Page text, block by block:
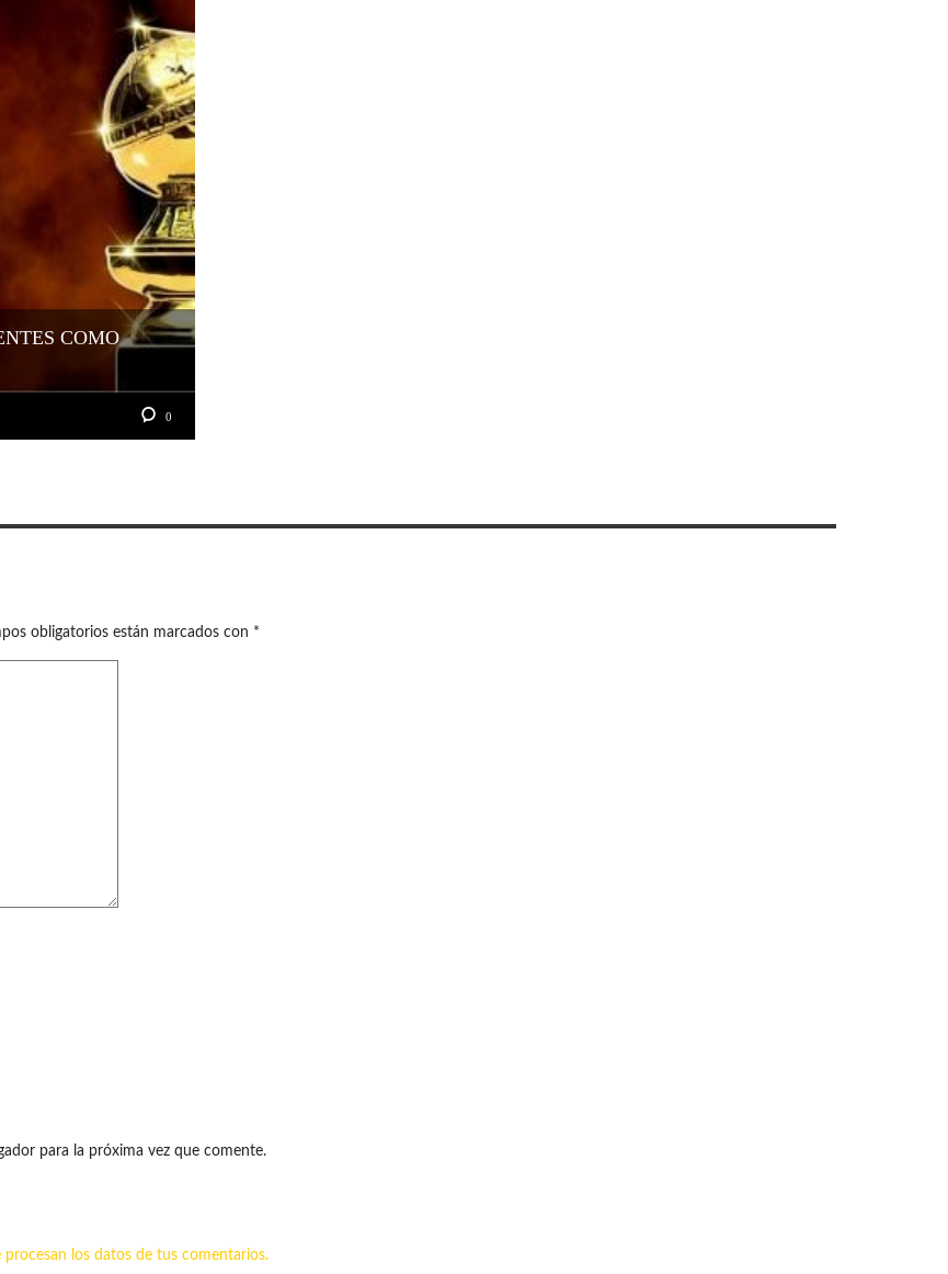
COMO
0
obligatorios están marcados con *
para la próxima vez que comente.
procesan los datos de tus comentarios.